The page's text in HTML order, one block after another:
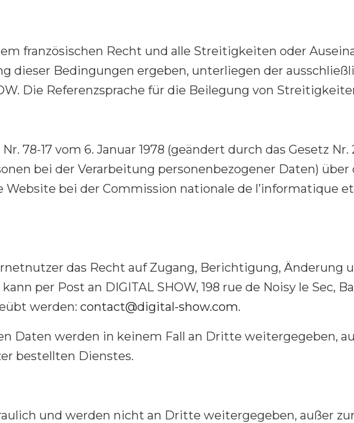
französischen Recht und alle Streitigkeiten oder
dieser Bedingungen ergeben, unterliegen der
Die Referenzsprache für die Beilegung von
78-17 vom 6. Januar 1978 (geändert durch das Gesetz
bei der Verarbeitung personenbezogener Daten)
bei der Commission nationale de l’informatique
das Recht auf Zugang, Berichtigung, Änderung
per Post an DIGITAL SHOW, 198 rue de Noisy le Sec,
werden: contact@digital-show.com.
Daten werden in keinem Fall an Dritte weitergegeben,
bestellten Dienstes.
und werden nicht an Dritte weitergegeben, außer